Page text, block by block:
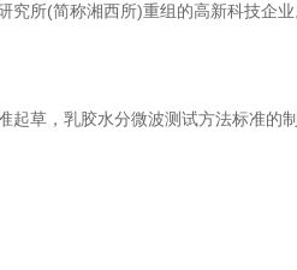
(简称湘西所)重组的高新科技企
，乳胶水分微波测试方法标准的